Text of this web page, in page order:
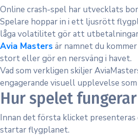
Online crash-spel har utvecklats
Spelare hoppar in i ett ljusrött
låga volatilitet gör att utbetalningar
Avia Masters är namnet du
stort eller gör en nersväng i havet.
Vad som verkligen skiljer
engagerande visuell upplevelse
Hur spelet
Innan det första klicket
startar flygplanet.